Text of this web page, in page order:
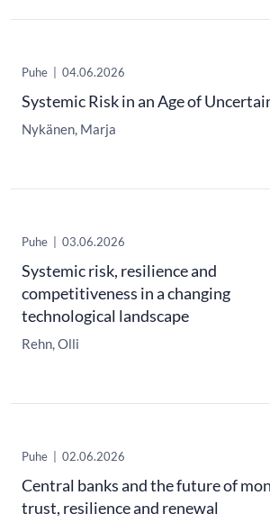
Puhe | 04.06.2026
Systemic Risk in an Age of
Nykänen, Marja
Puhe 03.06.2026
Systemic risk, resilience and
competitiveness in a changing
technological landscape
Rehn, Olli
Puhe 02.06.2026
Central banks and the future of
trust, resilience and renewal